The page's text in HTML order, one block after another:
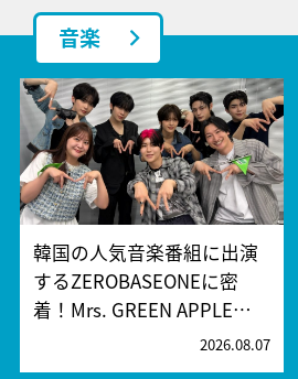
音楽
韓国の人気音楽番組に出演
するZEROBASEONEに密
着！Mrs. GREEN APPLE…
2026.08.07